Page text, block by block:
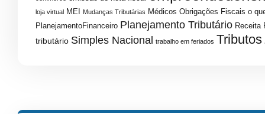
loja virtual MEI Mudanças Tributárias Médicos Obrigações Fiscais o
PlanejamentoFinanceiro Planejamento Tributário Receita
tributário Simples Nacional trabalho em feriados Tributos